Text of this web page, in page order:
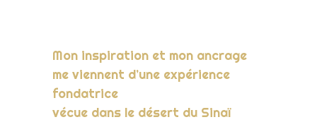
Mon inspiration et mon ancrage
me viennent d’une expérience
fondatrice
vécue dans le désert du Sinaï